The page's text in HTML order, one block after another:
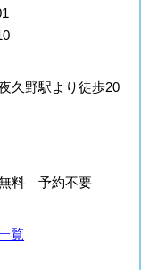
久野駅より徒歩20
料 予約不要
覧